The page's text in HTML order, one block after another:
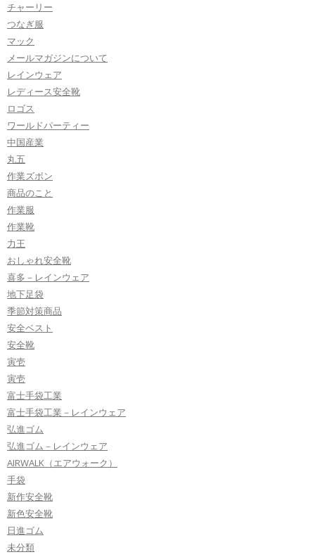
チャーリー
つなぎ服
マック
メールマガジンについて
レインウェア
レディース安全靴
ロゴス
ワールドパーティー
中国産業
丸五
作業ズボン
商品のこと
作業服
作業靴
力王
おしゃれ安全靴
喜多－レインウェア
地下足袋
季節対策商品
安全ベスト
安全靴
寅壱
寅壱
富士手袋工業
富士手袋工業－レインウェア
弘進ゴム
弘進ゴム－レインウェア
AIRWALK（エアウォーク）
手袋
新作安全靴
新色安全靴
日進ゴム
未分類